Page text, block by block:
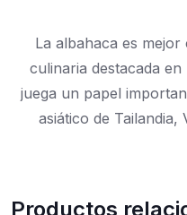
La albahaca es
culinaria destacada
juega un papel
asiático de Tailandia,
Productos